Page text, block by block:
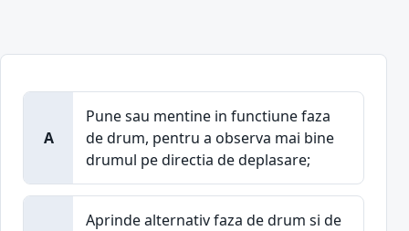
A
Pune sau mentine in functiune faza
de drum, pentru a observa mai bine
drumul pe directia de deplasare;
Aprinde alternativ faza de drum si de